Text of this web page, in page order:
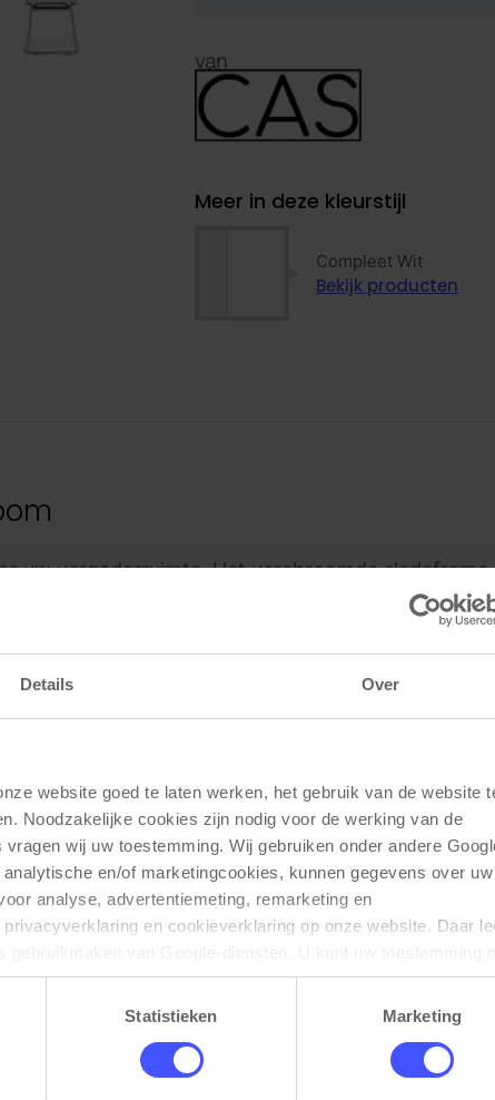
Details Over
website goed te laten werken, het gebruik van de website
Noodzakelijke cookies zijn nodig voor de werking van de
wij uw toestemming. Wij gebruiken onder andere
en/of marketingcookies, kunnen gegevens over uw
analyse, advertentiemeting, remarketing en
en cookieverklaring op onze website. Daar
Zie onze privacy policy.
Statistieken Marketing
Meer in deze kleurstijl
Compleet Wit
Bekijk producten
uw vergaderruimte. Het verchroomde
Pu lederen opdekjes voor op de metalen
producten